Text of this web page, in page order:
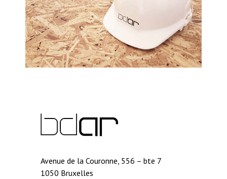
Avenue de la Couronne, 556 – bte 7
1050 Bruxelles